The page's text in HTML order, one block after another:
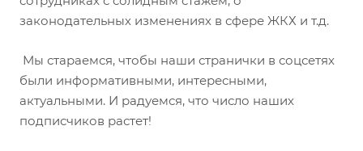
законодательных изменениях в сфере ЖКХ и т.д.
Мы стараемся, чтобы наши странички в соцсетях
были информативными, интересными,
актуальными. И радуемся, что число наших
подписчиков растет!